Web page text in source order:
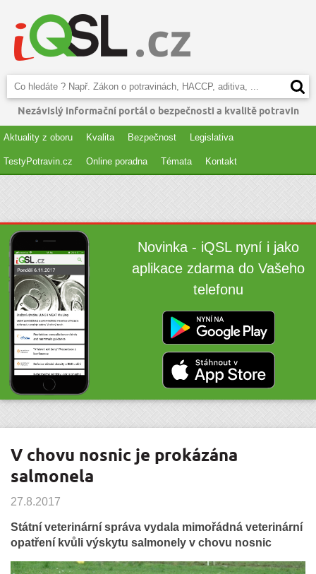
Nezávislý informační portál o bezpečnosti a kvalitě potravin
Aktuality z oboru Kvalita Bezpečnost Legislativa
TestyPotravin.cz Online poradna Témata Kontakt
Novinka - iQSL nyní i jako
aplikace zdarma do Vašeho
telefonu
V chovu nosnic je prokázána
salmonela
27.8.2017
Státní veterinární správa vydala mimořádná veterinární
opatření kvůli výskytu salmonely v chovu nosnic